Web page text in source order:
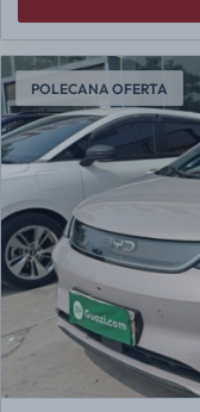
POLECANA OFERTA